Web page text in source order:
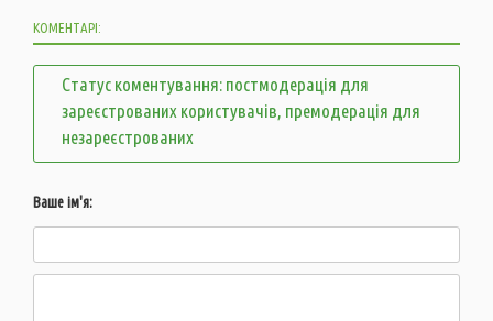
КОМЕНТАРІ:
Статус коментування: постмодерація для
зареєстрованих користувачів, премодерація для
незареєстрованих
Ваше ім'я: